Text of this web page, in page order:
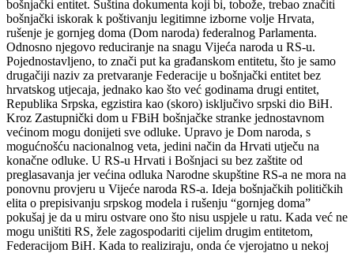
bošnjački entitet. Suština dokumenta koji bi, tobože, trebao značiti
bošnjački iskorak k poštivanju legitimne izborne volje Hrvata,
rušenje je gornjeg doma (Dom naroda) federalnog Parlamenta.
Odnosno njegovo reduciranje na snagu Vijeća naroda u RS-u.
Pojednostavljeno, to znači put ka građanskom entitetu, što je samo
drugačiji naziv za pretvaranje Federacije u bošnjački entitet bez
hrvatskog utjecaja, jednako kao što već godinama drugi entitet,
Republika Srpska, egzistira kao (skoro) isključivo srpski dio BiH.
Kroz Zastupnički dom u FBiH bošnjačke stranke jednostavnom
većinom mogu donijeti sve odluke. Upravo je Dom naroda, s
mogućnošću nacionalnog veta, jedini način da Hrvati utječu na
konačne odluke. U RS-u Hrvati i Bošnjaci su bez zaštite od
preglasavanja jer većina odluka Narodne skupštine RS-a ne mora na
ponovnu provjeru u Vijeće naroda RS-a. Ideja bošnjačkih političkih
elita o prepisivanju srpskog modela i rušenju “gornjeg doma”
pokušaj je da u miru ostvare ono što nisu uspjele u ratu. Kada već ne
mogu uništiti RS, žele zagospodariti cijelim drugim entitetom,
Federacijom BiH. Kada to realiziraju, onda će vjerojatno u nekoj